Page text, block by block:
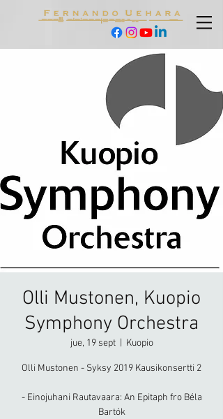
Olli Mustonen, Kuopio
Symphony Orchestra
jue, 19 sept
  |
Kuopio
Olli Mustonen - Syksy 2019 Kausikonsertti 2
- Einojuhani Rautavaara: An Epitaph fro Béla
Bartók